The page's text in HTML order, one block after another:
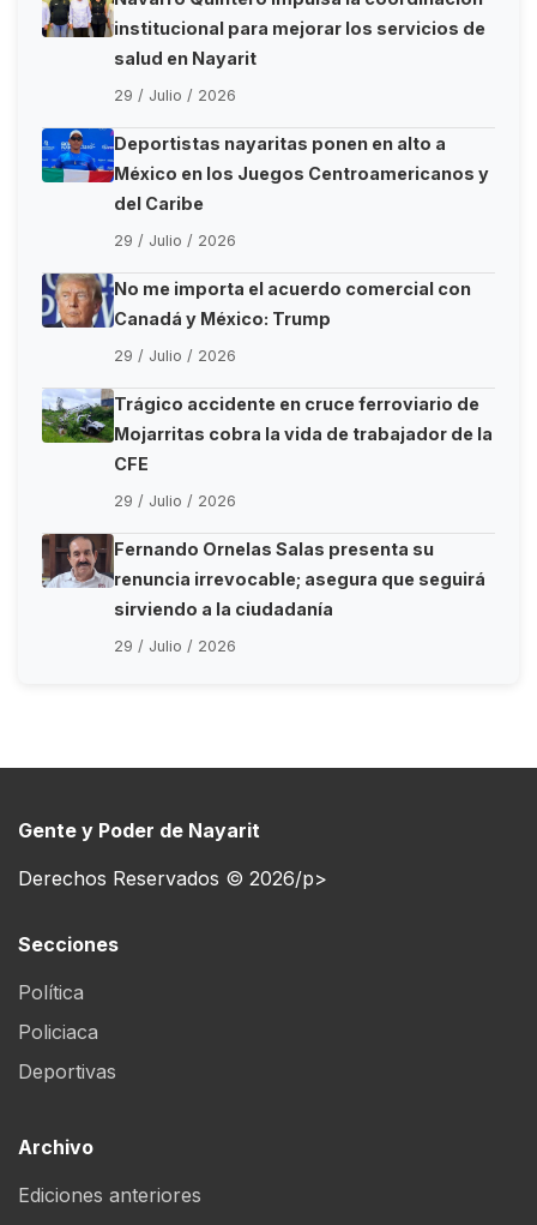
institucional para mejorar los servicios de
salud en Nayarit
29 / Julio / 2026
Deportistas nayaritas ponen en alto a
México en los Juegos Centroamericanos y
del Caribe
29 / Julio / 2026
No me importa el acuerdo comercial con
Canadá y México: Trump
29 / Julio / 2026
Trágico accidente en cruce ferroviario de
Mojarritas cobra la vida de trabajador de la
CFE
29 / Julio / 2026
Fernando Ornelas Salas presenta su
renuncia irrevocable; asegura que seguirá
sirviendo a la ciudadanía
29 / Julio / 2026
Gente y Poder de Nayarit
Derechos Reservados © 2026/p>
Secciones
Política
Policiaca
Deportivas
Archivo
Ediciones anteriores